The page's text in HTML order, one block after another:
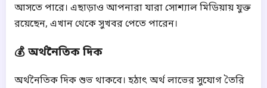
আসতে পারে। এছাড়াও আপনারা যারা সোশ্যাল মিডিয়ায় যুক্ত
রয়েছেন, এখান থেকে সুখবর পেতে পারেন।
💰 অর্থনৈতিক দিক
অর্থনৈতিক দিক শুভ থাকবে। হঠাৎ অর্থ লাভের সুযোগ তৈরি